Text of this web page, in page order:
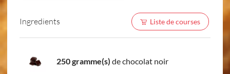
Ingredients Liste de courses
250 gramme(s) de chocolat noir